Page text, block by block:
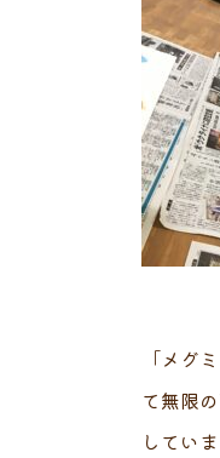
「メグ
て無限
していま